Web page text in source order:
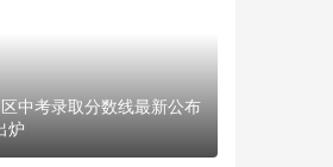
中考录取分数线最新公布
炉